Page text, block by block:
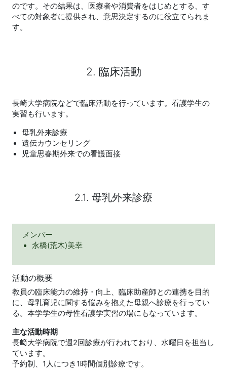
のです。その結果は、医療者や消費者をはじめとする、す
べての対象者に提供され、意思決定するのに役立てられま
す。
2. 臨床活動
長崎大学病院などで臨床活動を行っています。看護学生の
実習も行います。
母乳外来診療
遺伝カウンセリング
児童思春期外来での看護面接
2.1. 母乳外来診療
メンバー
永橋(荒木)美幸
活動の概要
教員の臨床能力の維持・向上、臨床助産師との連携を目的
に、母乳育児に関する悩みを抱えた母親へ診療を行ってい
る。本学学生の母性看護学実習の場にもなっています。
主な活動時期
長﨑大学病院で週2回診療が行われており、水曜日を担当し
ています。
予約制、1人につき1時間個別診療です。